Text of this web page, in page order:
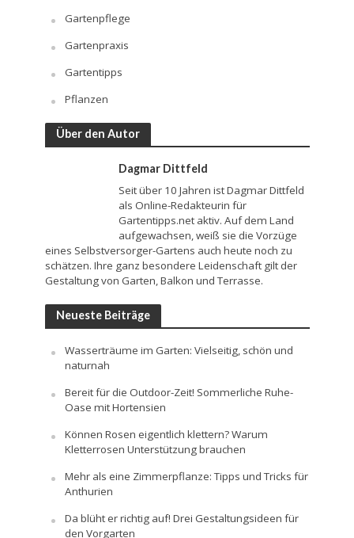
Gartenpflege
Gartenpraxis
Gartentipps
Pflanzen
Über den Autor
Dagmar Dittfeld
Seit über 10 Jahren ist Dagmar Dittfeld
als Online-Redakteurin für
Gartentipps.net aktiv. Auf dem Land
aufgewachsen, weiß sie die Vorzüge
eines Selbstversorger-Gartens auch heute noch zu
schätzen. Ihre ganz besondere Leidenschaft gilt der
Gestaltung von Garten, Balkon und Terrasse.
Neueste Beiträge
Wasserträume im Garten: Vielseitig, schön und
naturnah
Bereit für die Outdoor-Zeit! Sommerliche Ruhe-
Oase mit Hortensien
Können Rosen eigentlich klettern? Warum
Kletterrosen Unterstützung brauchen
Mehr als eine Zimmerpflanze: Tipps und Tricks für
Anthurien
Da blüht er richtig auf! Drei Gestaltungsideen für
den Vorgarten